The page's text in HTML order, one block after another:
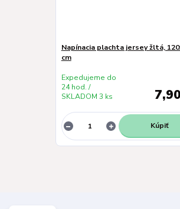
Napínacia plachta jersey žltá,
cm
Expedujeme do
24 hod. /
SKLADOM 3 ks
Kúpiť